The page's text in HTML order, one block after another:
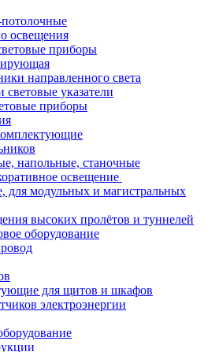
освещения
приборы
направленного света
указатели
приборы
напольные, станочные
освещение
для модульных и магистральных
высоких пролётов и туннелей
оборудование
для щитов и шкафов
электроэнергии